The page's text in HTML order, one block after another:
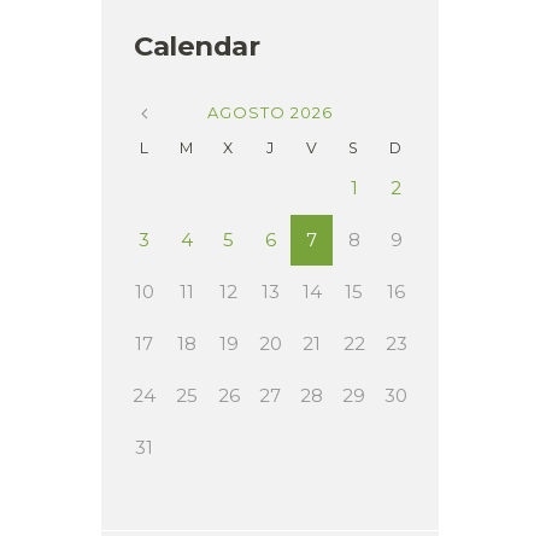
Calendar
AGOSTO 2026
L
M X J V S D
1 2
3 4 5 6 7 8 9
10 11 12 13 14 15 16
17 18 19 20 21 22 23
24 25 26 27 28 29 30
31